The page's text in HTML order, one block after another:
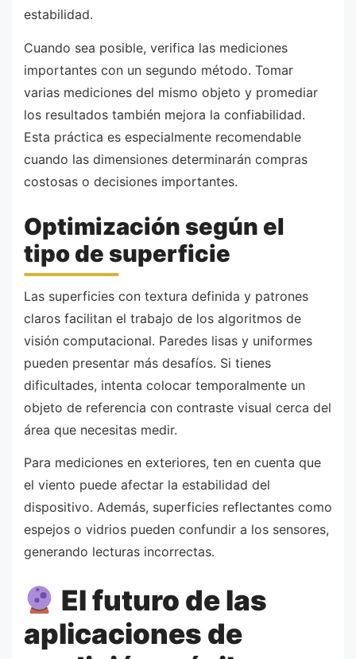
estabilidad.
Cuando sea posible, verifica las mediciones
importantes con un segundo método. Tomar
varias mediciones del mismo objeto y promediar
los resultados también mejora la confiabilidad.
Esta práctica es especialmente recomendable
cuando las dimensiones determinarán compras
costosas o decisiones importantes.
Optimización según el
tipo de superficie
Las superficies con textura definida y patrones
claros facilitan el trabajo de los algoritmos de
visión computacional. Paredes lisas y uniformes
pueden presentar más desafíos. Si tienes
dificultades, intenta colocar temporalmente un
objeto de referencia con contraste visual cerca del
área que necesitas medir.
Para mediciones en exteriores, ten en cuenta que
el viento puede afectar la estabilidad del
dispositivo. Además, superficies reflectantes como
espejos o vidrios pueden confundir a los sensores,
generando lecturas incorrectas.
El futuro de las
aplicaciones de